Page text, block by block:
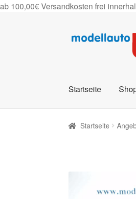
ab 100,00€ Versandkosten frei
Zur
Zum
Startseite
Startseite